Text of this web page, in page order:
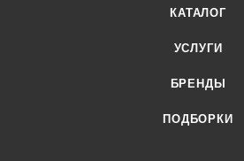
КАТАЛОГ
УСЛУГИ
БРЕНДЫ
ПОДБОРКИ